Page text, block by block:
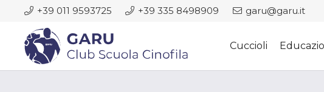
+39 011 9593725 +39 335 8498909 garu@garu.it
Cuccioli